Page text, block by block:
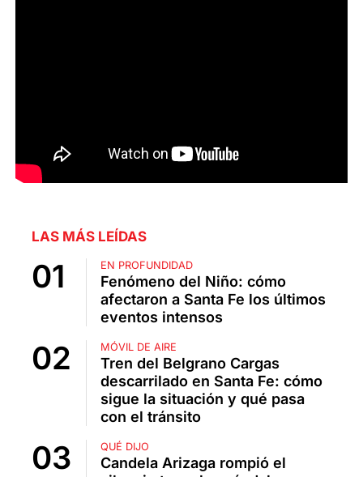
LAS MÁS LEÍDAS
EN PROFUNDIDAD
Fenómeno del Niño: cómo
afectaron a Santa Fe los últimos
eventos intensos
MÓVIL DE AIRE
Tren del Belgrano Cargas
descarrilado en Santa Fe: cómo
sigue la situación y qué pasa
con el tránsito
QUÉ DIJO
Candela Arizaga rompió el